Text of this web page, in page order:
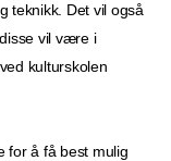
teknikk. Det vil også
vil være i
kulturskolen
for å få best mulig